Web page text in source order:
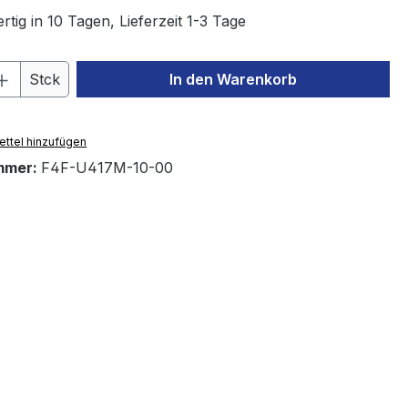
in 10 Tagen, Lieferzeit 1-3 Tage
Anzahl: Gib den gewünschten Wert
Stck In den Warenkorb
hinzufügen
F4F-U417M-10-00